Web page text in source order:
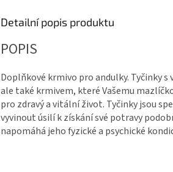
Detailní popis produktu
POPIS
Doplňkové krmivo pro andulky. Tyčinky
ale také krmivem, které Vašemu
pro zdravý a vitální život. Tyčinky jsou
vyvinout úsilí k získání své potravy
napomáhá jeho fyzické a psychické